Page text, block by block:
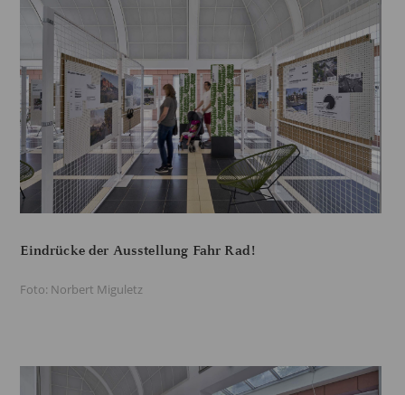
Eindrücke der Ausstellung Fahr Rad!
Foto: Norbert Miguletz